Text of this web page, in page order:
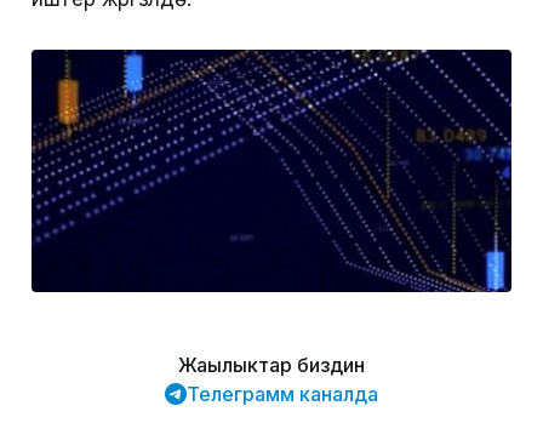
Жаңылыктар биздин
Телеграмм каналда